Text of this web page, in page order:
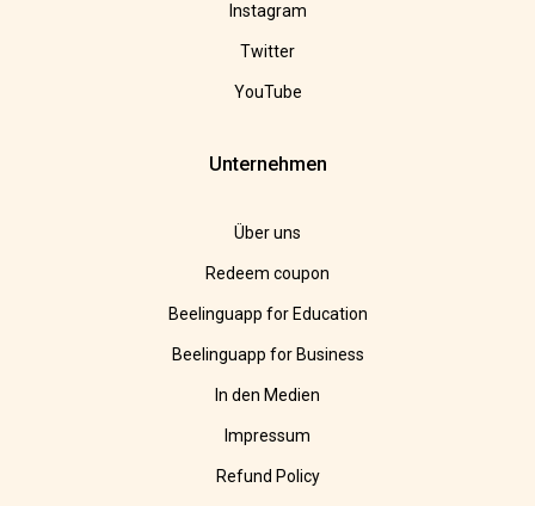
Instagram
Twitter
YouTube
Unternehmen
Über uns
Redeem coupon
Beelinguapp for Education
Beelinguapp for Business
In den Medien
Impressum
Refund Policy